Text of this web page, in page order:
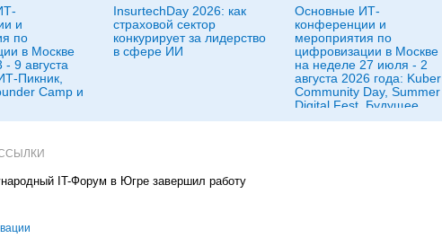
и
по
в Москве
9 августа
Пикник,
Camp и
InsurtechDay 2026: как
страховой сектор
конкурирует за лидерство
в сфере ИИ
Основные ИТ-
конференции и
мероприятия по
цифровизации в Москве
на неделе 27 июля - 2
августа 2026 года: Kuber
Community Day, Summer
Digital Fest, Будущее
исследований в
IT-Форум в Югре завершил работу